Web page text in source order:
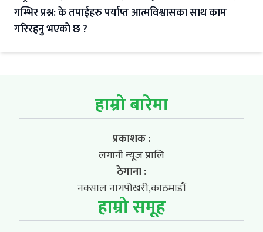
गम्भिर प्रश्न: के तपाईहरु पर्याप्त आत्मविश्वासका साथ काम
गरिरहनु भएको छ ?
हाम्रो बारेमा
प्रकाशक :
लगानी न्यूज प्रालि
ठेगाना :
नक्साल नागपोखरी,काठमाडौं
हाम्रो समूह